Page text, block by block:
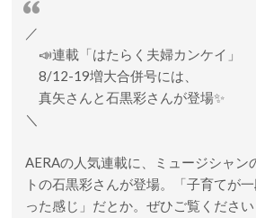
／
📣連載「はたらく夫婦カンケイ」
8/12-19増大合併号には、
真矢さんと石黒彩さんが登場✨
＼
AERAの人気連載に、ミュージシャン
トの石黒彩さんが登場。「子育てが
った感じ」だとか。ぜひご覧ください